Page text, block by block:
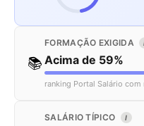
📚
FORMAÇÃO EXIGIDA
Acima de 59%
ranking Portal Salário
SALÁRIO TÍPICO I